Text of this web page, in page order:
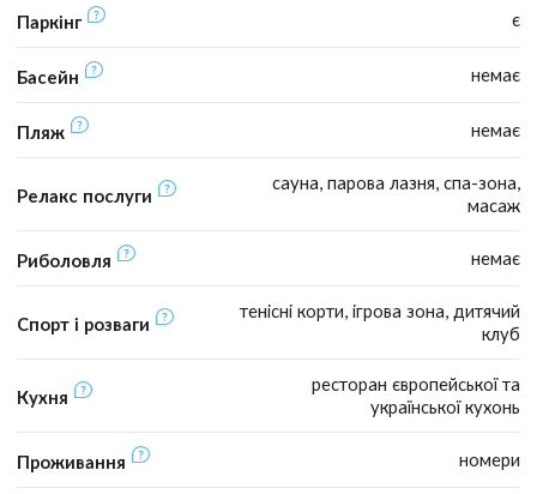
Паркінг є
Басейн немає
Пляж немає
Релакс послуги
сауна, парова лазня, спа-зона,
масаж
Риболовля немає
Спорт і розваги
тенісні корти, ігрова зона, дитячий
клуб
Кухня
ресторан європейської та
української кухонь
Проживання номери